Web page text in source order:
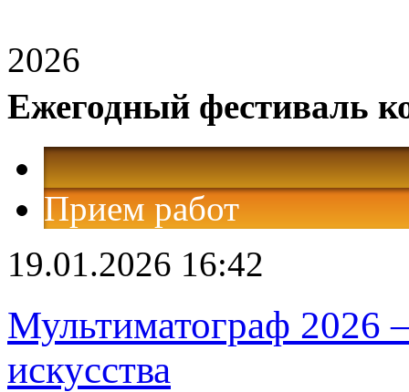
2026
Ежегодный фестиваль
Прием работ
19.01.2026 16:42
Мультиматограф 2026
искусства